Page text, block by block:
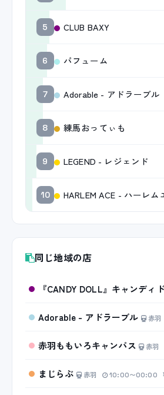
5 CLUB BAXY
6 パフューム
7 Adorable - アドラーブル
8 練馬おってぃも
9 LEGEND - レジェンド
10 HARLEM ACE - ハーレム
同じ地域の店
『CANDY DOLL』キャンディ
Adorable - アドラーブル 赤羽
赤羽ももいろキャンパス 赤羽
まじらぶ 赤羽 10:00〜00:00